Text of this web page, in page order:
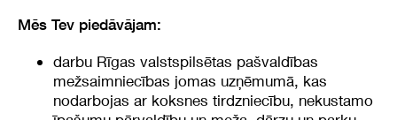
Mēs Tev piedāvājam:
darbu Rīgas valstspilsētas pašvaldības
mežsaimniecības jomas uzņēmumā, kas
nodarbojas ar koksnes tirdzniecību, nekustamo